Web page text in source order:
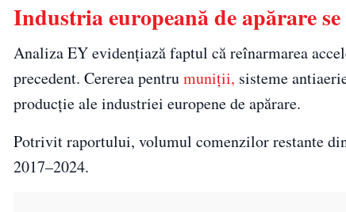
Industria europeană de apărare
Analiza EY evidențiază faptul că reînarmarea
precedent. Cererea pentrumuniții, sisteme
producție ale industriei europene de apărare.
Potrivit raportului, volumul comenzilor restante
2017–2024.